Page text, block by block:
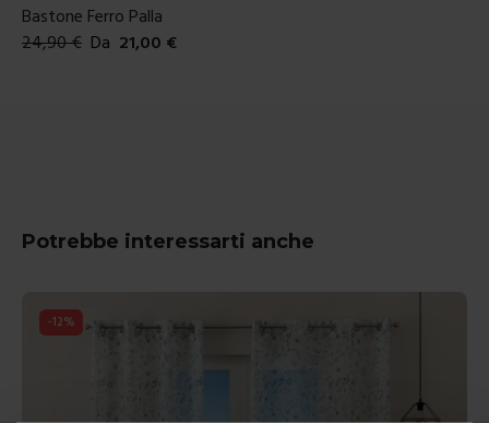
Bastone Ferro Palla
24,90€ Da 21,00 €
Potrebbe interessarti anche
-12%